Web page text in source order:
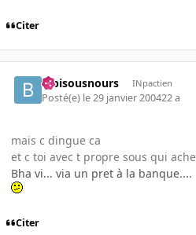
Citer
bibisousnours INpactien
Posté(e) le 29 janvier 200422 a
mais c dingue ca
et c toi avec t propre sous qui
Bha vi... via un pret à la banque....
Citer